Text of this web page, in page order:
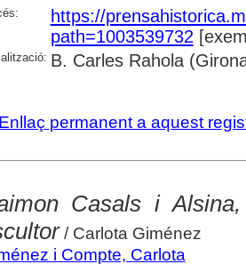
https://
path=1003539732
B. Carles Rahola
Enllaç permanent a aquest
Casals i
/ Carlota Giménez
i Compte, Carlota